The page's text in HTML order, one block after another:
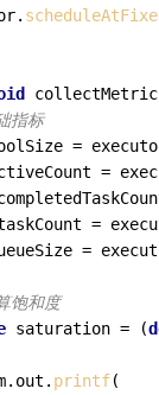
指标
=
=
=
=
和度
saturation = (
printf(